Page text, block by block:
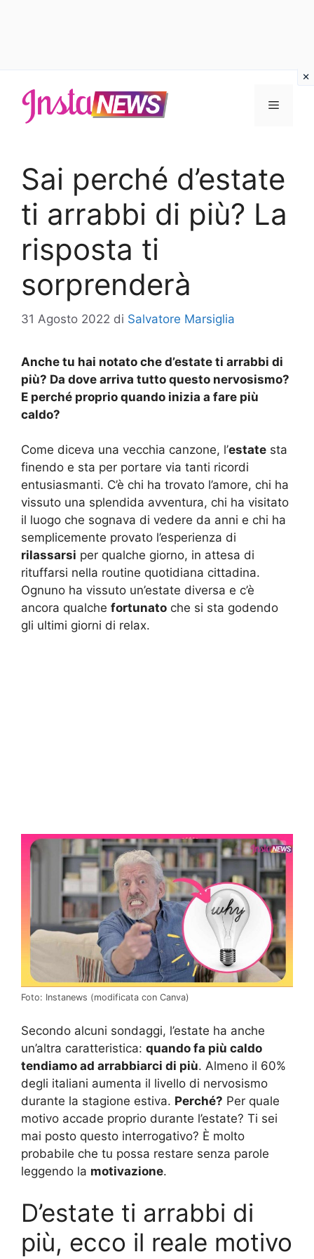
contenuto
Menu
Sai perché d’estate
ti arrabbi di più? La
risposta ti
sorprenderà
31 Agosto 2022 di Salvatore Marsiglia
Anche tu hai notato che d’estate ti arrabbi di
più? Da dove arriva tutto questo nervosismo?
E perché proprio quando inizia a fare più
caldo?
Come diceva una vecchia canzone, l’estate sta
finendo e sta per portare via tanti ricordi
entusiasmanti. C’è chi ha trovato l’amore, chi ha
vissuto una splendida avventura, chi ha visitato
il luogo che sognava di vedere da anni e chi ha
semplicemente provato l’esperienza di
rilassarsi per qualche giorno, in attesa di
rituffarsi nella routine quotidiana cittadina.
Ognuno ha vissuto un’estate diversa e c’è
ancora qualche fortunato che si sta godendo
gli ultimi giorni di relax.
Foto: Instanews (modificata con Canva)
Secondo alcuni sondaggi, l’estate ha anche
un’altra caratteristica: quando fa più caldo
tendiamo ad arrabbiarci di più. Almeno il 60%
degli italiani aumenta il livello di nervosismo
durante la stagione estiva. Perché? Per quale
motivo accade proprio durante l’estate? Ti sei
mai posto questo interrogativo? È molto
probabile che tu possa restare senza parole
leggendo la motivazione.
D’estate ti arrabbi di
più, ecco il reale motivo